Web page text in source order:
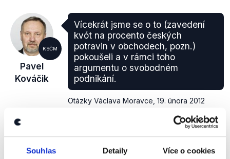
Souhlas Detaily Více o cookies
možno dohledat, že by KSČM někdy předkládala
zmiňovaný zákon sama.
Zákon, který řeší tuto problematiku komplexně,
předložila
v r. 2008 skupina sociálně
demokratických poslanců (zákon byl schválen v
roce 2009).
KSČM
Pavel
Kováčik
Vícekrát jsme se o to (zavedení
kvót na procento českých
potravin v obchodech, pozn.)
pokoušeli a v rámci toho
argumentu o svobodném
podnikání.
Otázky Václava Moravce 19. února 2012
NEOVĚŘITELNÉ